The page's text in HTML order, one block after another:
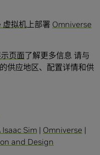
虚拟机 上部署 Omniverse
页面了解更多信息 请与
供应地区、配置详情和供
Isaac Sim | Omniverse |
and Design